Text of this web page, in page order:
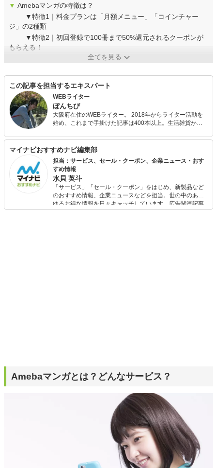
▼ Amebaマンガの特徴は？
▼特徴1｜料金プランは「月額メニュー」「コインチャー
ジ」の2種類
▼特徴2｜初回登録で100冊まで50%還元されるクーポンが
もらえる！
全てを見る
この記事を担当するエキスパート
WEBライター
ぼんちび
大阪府在住のWEBライター。 2018年からライター活動を
始め、これまで手掛けた記事は400本以上。生活雑貨から
漫画・アプリ・ゲームといったオタクカルチャーやクリエ
イティブ分野、ＩＴ・デジタル関連サービスです。2020年
からライトノベルの執筆も開始し、小説投稿サイトにて
2022年にプロデビュー。現在はWEBライターとライトノベ
ル作家の二足の草鞋で活動中。
マイナビおすすめナビ編集部
担当：サービス、セール・クーポン、企業ニュース・おす
すめ情報
水貝 英斗
「サービス」「セール・クーポン」をはじめ、新製品など
のおすすめ情報、企業ニュースなどを担当。世の中のあら
ゆるお得な情報を日々キャッチしています。広告関連記事
の制作にも携わり、SEOの知見を活かし商品販促のプラン
Amebaマンガとは？どんなサービス？